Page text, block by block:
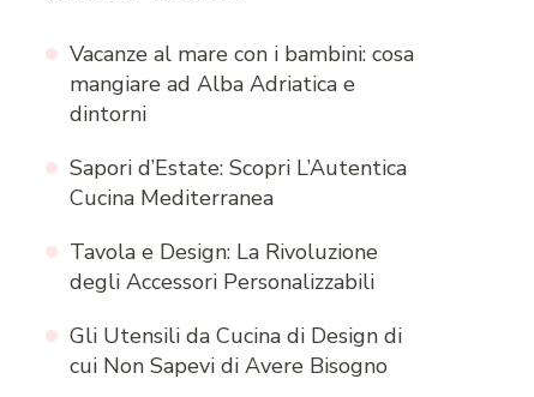
Vacanze al mare con i bambini: cosa
mangiare ad Alba Adriatica e
dintorni
Sapori d’Estate: Scopri L’Autentica
Cucina Mediterranea
Tavola e Design: La Rivoluzione
degli Accessori Personalizzabili
Gli Utensili da Cucina di Design di
cui Non Sapevi di Avere Bisogno